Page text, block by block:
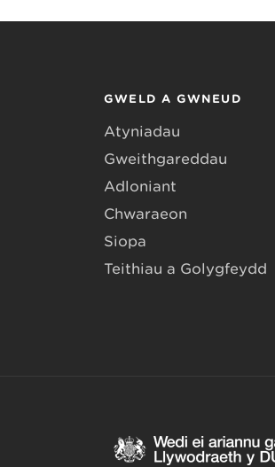
GWELD A GWNEUD
Atyniadau
Gweithgareddau
Adloniant
Chwaraeon
Siopa
Teithiau a Golygfeydd